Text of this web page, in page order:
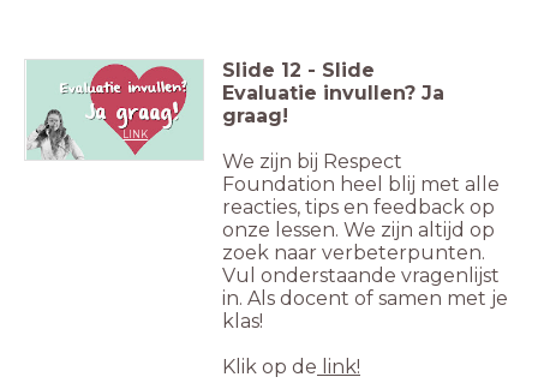
LINK
Slide 12 - Slide
Evaluatie invullen? Ja
graag!
We zijn bij Respect
Foundation heel blij met alle
reacties, tips en feedback op
onze lessen. We zijn altijd op
zoek naar verbeterpunten.
Vul onderstaande vragenlijst
in. Als docent of samen met je
klas!
Klik op de link!